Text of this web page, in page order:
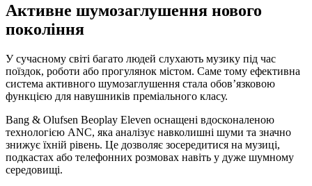
Активне шумозаглушення нового
покоління
У сучасному світі багато людей слухають музику під час
поїздок, роботи або прогулянок містом. Саме тому ефективна
система активного шумозаглушення стала обов’язковою
функцією для навушників преміального класу.
Bang & Olufsen Beoplay Eleven оснащені вдосконаленою
технологією ANC, яка аналізує навколишні шуми та значно
знижує їхній рівень. Це дозволяє зосередитися на музиці,
подкастах або телефонних розмовах навіть у дуже шумному
середовищі.